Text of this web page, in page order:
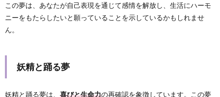
この夢は、あなたが自己表現を通じて感情を解放し、生活にハーモ
ニーをもたらしたいと願っていることを示しているかもしれませ
ん。
妖精と踊る夢
妖精と踊る夢は、 喜びと生命力の再確認を象徴しています。この夢